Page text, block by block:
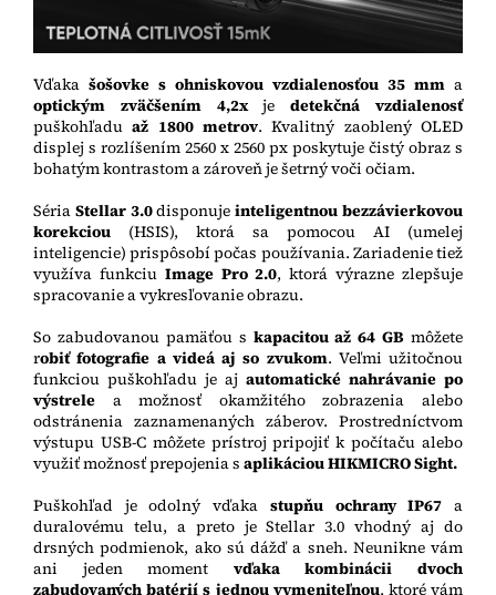
Vďaka šošovke s ohniskovou vzdialenosťou 35 mm a
optickým zväčšením 4,2xjedetekčná vzdialenosť
puškohľaduaž 1800 metrov. Kvalitný zaoblený OLED
displej s rozlíšením 2560 x 2560 px poskytuje čistý obraz s
bohatým kontrastom a zároveň je šetrný voči očiam.
Séria Stellar 3.0disponujeinteligentnou bezzávierkovou
korekciou (HSIS), ktorá sa pomocou AI (umelej
inteligencie) prispôsobí počas používania. Zariadenie tiež
využíva funkciu Image Pro 2.0, ktorá výrazne zlepšuje
spracovanie a vykresľovanie obrazu.
So zabudovanou pamäťou s kapacitou až 64 GB môžete
robiť fotografie a videá aj so zvukom. Veľmi užitočnou
funkciou puškohľadu je aj automatické nahrávanie po
výstrele a možnosť okamžitého zobrazenia alebo
odstránenia zaznamenaných záberov. Prostredníctvom
výstupu USB-C môžete prístroj pripojiť k počítaču alebo
využiť možnosť prepojenia s aplikáciou HIKMICRO Sight.
Puškohľad je odolný vďaka stupňu ochrany IP67 a
duralovému telu, a preto je Stellar 3.0 vhodný aj do
drsných podmienok, ako sú dážď a sneh. Neunikne vám
ani jeden moment vďaka kombinácii dvoch
zabudovaných batérií s jednou vymeniteľnou, ktoré vám